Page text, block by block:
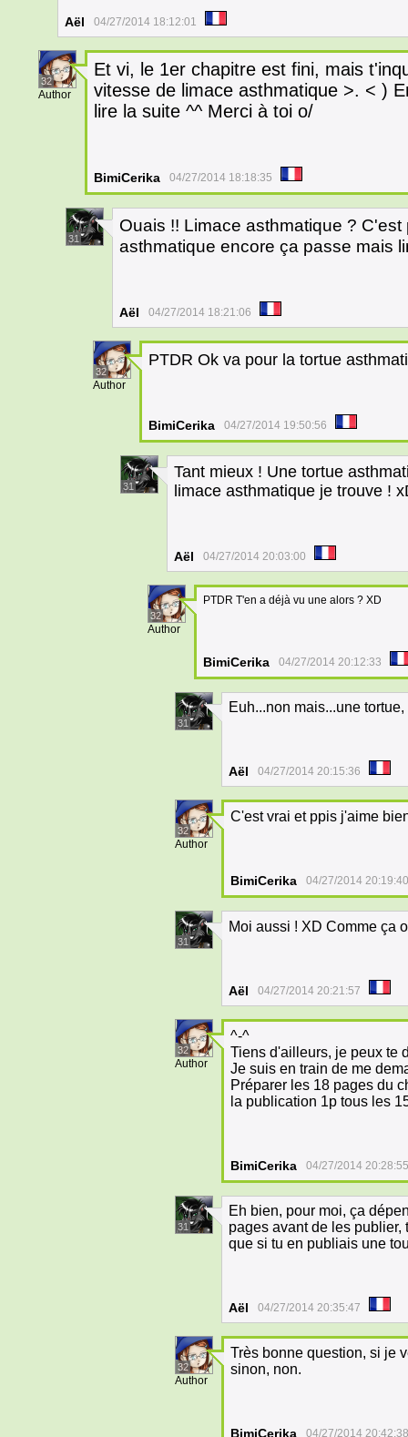
Aël 04/27/2014 18:12:01
32
Author
Et vi, le 1er chapitre est fini, mais
vitesse de limace asthmatique >. < )
lire la suite ^^ Merci à toi o/
BimiCerika 04/27/2014 18:18:35
31
Ouais !! Limace asthmatique ?
asthmatique encore ça passe mais
Aël 04/27/2014 18:21:06
32
Author
PTDR Ok va pour la tortue
BimiCerika 04/27/2014 19:50:56
31
Tant mieux ! Une tortue
limace asthmatique je trouve !
Aël 04/27/2014 20:03:00
32
Author
PTDR T'en a déjà vu une alors ? XD
BimiCerika 04/27/2014 20:12:33
31
Euh...non mais...une
Aël 04/27/2014 20:15:36
32
Author
C'est vrai et ppis j'aime
BimiCerika 04/27/2014 20:19:40
31
Moi aussi ! XD Comme ça
Aël 04/27/2014 20:21:57
32
Author
^-^
Tiens d'ailleurs, je peux te
Je suis en train de me
Préparer les 18 pages du
la publication 1p tous les
BimiCerika 04/27/2014 20:28:55
31
Eh bien, pour moi, ça
pages avant de les
que si tu en publiais une
Aël 04/27/2014 20:35:47
32
Author
Très bonne question, si je
sinon, non.
BimiCerika 04/27/2014 20:42:38